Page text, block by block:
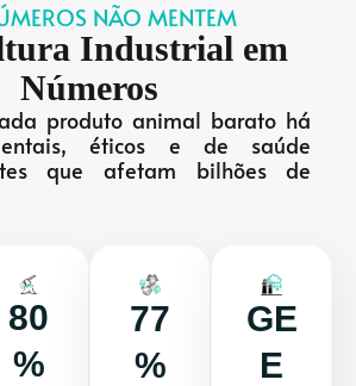
NÃO MENTEM
Industrial em
Números
produto animal barato há
éticos e de saúde
que afetam bilhões de
80
%
77
%
GE
E